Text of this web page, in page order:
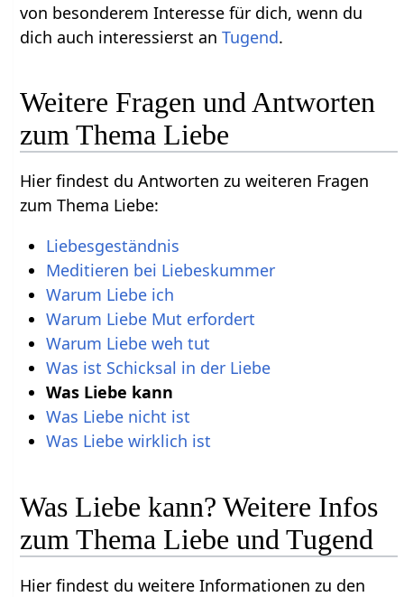
von besonderem Interesse für dich, wenn du
dich auch interessierst anTugend.
Weitere Fragen und Antworten
zum Thema Liebe
Hier findest du Antworten zu weiteren Fragen
zum Thema Liebe:
Liebesgeständnis
Meditieren bei Liebeskummer
Warum Liebe ich
Warum Liebe Mut erfordert
Warum Liebe weh tut
Was ist Schicksal in der Liebe
Was Liebe kann
Was Liebe nicht ist
Was Liebe wirklich ist
Was Liebe kann? Weitere Infos
zum Thema Liebe und Tugend
Hier findest du weitere Informationen zu den